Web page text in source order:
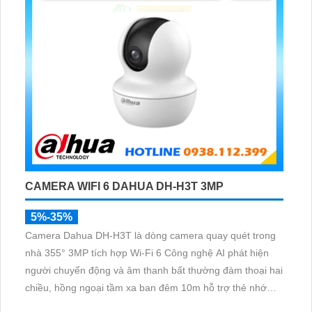
CAMERA WIFI 6 DAHUA DH-H3T 3MP
5%-35%
Camera Dahua DH-H3T là dòng camera quay quét trong
nhà 355° 3MP tích hợp Wi-Fi 6 Công nghệ AI phát hiện
người chuyển động và âm thanh bất thường đàm thoại hai
chiều, hồng ngoại tầm xa ban đêm 10m hỗ trợ thẻ nhớ